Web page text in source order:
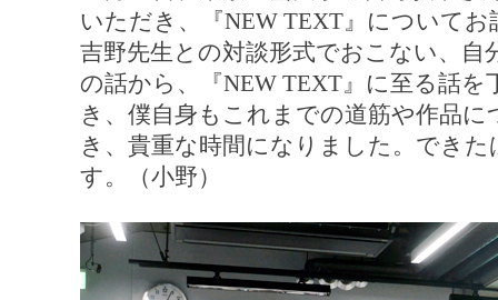
いただき、『NEW TEXT』について
吉野先生との対談形式でおこない、自
の話から、『NEW TEXT』に至る話
き、僕自身もこれまでの道筋や作品
き、貴重な時間になりました。でき
す。（小野）